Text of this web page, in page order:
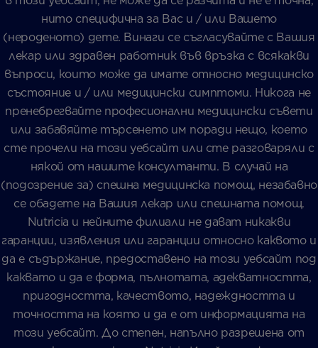
нито специфична за Вас и / или Вашето
(нероденото) дете. Винаги се съгласувайте с Вашия
лекар или здравен работник във връзка с всякакви
въпроси, които може да имате относно медицинско
състояние и / или медицински симптоми. Никога не
пренебрегвайте професионални медицински съвети
или забавяйте търсенето им поради нещо, което
сте прочели на този уебсайт или сте разговаряли с
някой от нашите консултанти. В случай на
(подозрение за) спешна медицинска помощ, незабавно
се обадете на Вашия лекар или спешната помощ.
Nutricia и нейните филиали не дават никакви
гаранции, изявления или гаранции относно каквото и
да е съдържание, предоставено на този уебсайт под
каквато и да е форма, пълнотата, адекватността,
пригодността, качеството, надеждността и
точността на която и да е от информацията на
този уебсайт. До степен, напълно разрешена от